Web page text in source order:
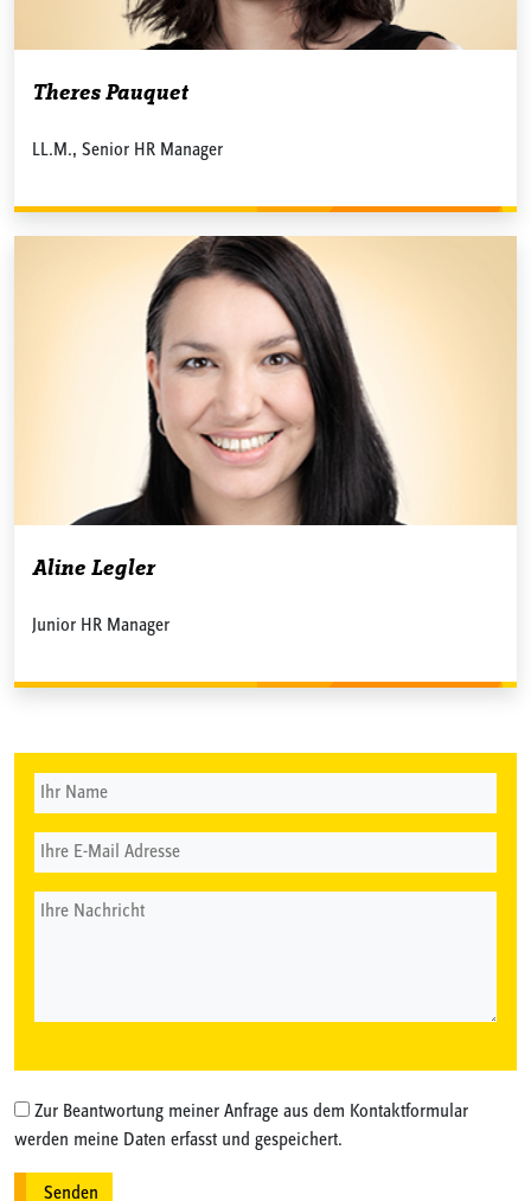
Theres Pauquet
LL.M., Senior HR Manager
Aline Legler
Junior HR Manager
Zur Beantwortung meiner Anfrage aus dem Kontaktformular
werden meine Daten erfasst und gespeichert.